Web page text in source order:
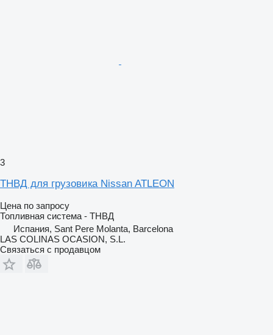
3
ТНВД для грузовика Nissan ATLEON
Цена по запросу
Топливная система - ТНВД
Испания, Sant Pere Molanta, Barcelona
LAS COLINAS OCASION, S.L.
Связаться с продавцом